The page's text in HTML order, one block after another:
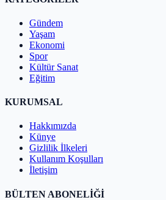
Gündem
Yaşam
Ekonomi
Spor
Kültür Sanat
Eğitim
KURUMSAL
Hakkımızda
Künye
Gizlilik İlkeleri
Kullanım Koşulları
İletişim
BÜLTEN ABONELİĞİ